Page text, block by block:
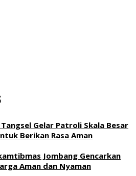
Gelar Patroli Skala Besar
Berikan Rasa Aman
Jombang Gencarkan
Aman dan Nyaman